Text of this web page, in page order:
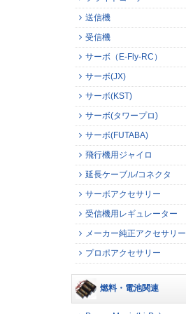
送信機
受信機
サーボ（E-Fly-RC）
サーボ(JX)
サーボ(KST)
サーボ(タワープロ)
サーボ(FUTABA)
飛行機用ジャイロ
延長ケーブル/コネクタ
サーボアクセサリー
受信機用レギュレーター
メーカー純正アクセサリー
プロポアクセサリー
燃料・電池関連